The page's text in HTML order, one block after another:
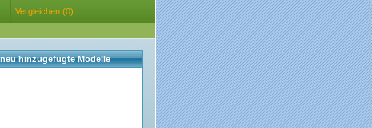
Vergleichen (0)
hinzugefügte Modelle